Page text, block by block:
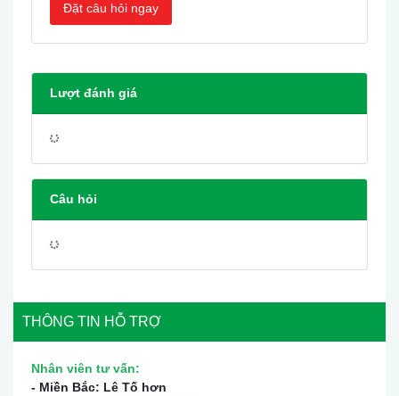
Đặt câu hỏi ngay
Lượt đánh giá
Câu hỏi
THÔNG TIN HỖ TRỢ
Nhân viên tư vấn:
- Miền Bắc: Lê Tố hơn